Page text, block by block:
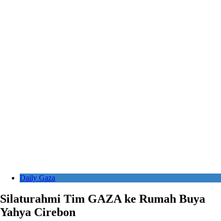
Daily Gaza
Silaturahmi Tim GAZA ke Rumah Buya
Yahya Cirebon